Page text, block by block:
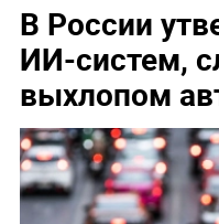
В России
ИИ-систем,
выхлопом